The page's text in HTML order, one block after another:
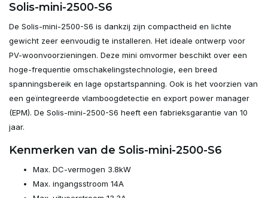
Solis-mini-2500-S6
De Solis-mini-2500-S6 is dankzij zijn compactheid en lichte
gewicht zeer eenvoudig te installeren. Het ideale ontwerp voor
PV-woonvoorzieningen. Deze mini omvormer beschikt over een
hoge-frequentie omschakelingstechnologie, een breed
spanningsbereik en lage opstartspanning. Ook is het voorzien van
een geïntegreerde vlamboogdetectie en export power manager
(EPM). De Solis-mini-2500-S6 heeft een fabrieksgarantie van 10
jaar.
Kenmerken van de Solis-mini-2500-S6
Max. DC-vermogen 3.8kW
Max. ingangsstroom 14A